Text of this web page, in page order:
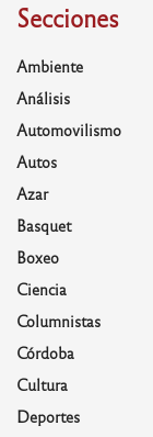
Secciones
Ambiente
Análisis
Automovilismo
Autos
Azar
Basquet
Boxeo
Ciencia
Columnistas
Córdoba
Cultura
Deportes